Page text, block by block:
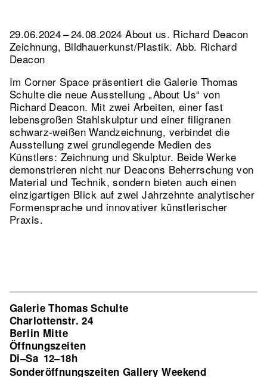
29.06.2024 – 24.08.2024 About us. Richard Deacon
Zeichnung, Bildhauerkunst/Plastik. Abb. Richard
Deacon
Im Corner Space präsentiert die Galerie Thomas
Schulte die neue Ausstellung „About Us“ von
Richard Deacon. Mit zwei Arbeiten, einer fast
lebensgroßen Stahlskulptur und einer filigranen
schwarz-weißen Wandzeichnung, verbindet die
Ausstellung zwei grundlegende Medien des
Künstlers: Zeichnung und Skulptur. Beide Werke
demonstrieren nicht nur Deacons Beherrschung von
Material und Technik, sondern bieten auch einen
einzigartigen Blick auf zwei Jahrzehnte analytischer
Formensprache und innovativer künstlerischer
Praxis.
Galerie Thomas Schulte
Charlottenstr. 24
Berlin Mitte
Öffnungszeiten
Di–Sa 12–18h
Sonderöffnungszeiten Gallery Weekend